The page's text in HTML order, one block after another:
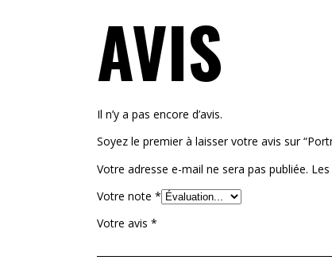
AVIS
Il n’y a pas encore d’avis.
Soyez le premier à laisser votre avis sur
Votre adresse e-mail ne sera pas publiée.
Votre note *
Votre avis *